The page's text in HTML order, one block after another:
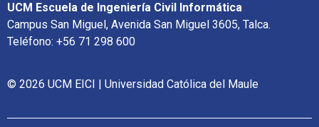
UCM Escuela de Ingeniería Civil Informática
Campus San Miguel, Avenida San Miguel 3605, Talca.
Teléfono: +56 71 298 600
© 2026 UCM EICI | Universidad Católica del Maule